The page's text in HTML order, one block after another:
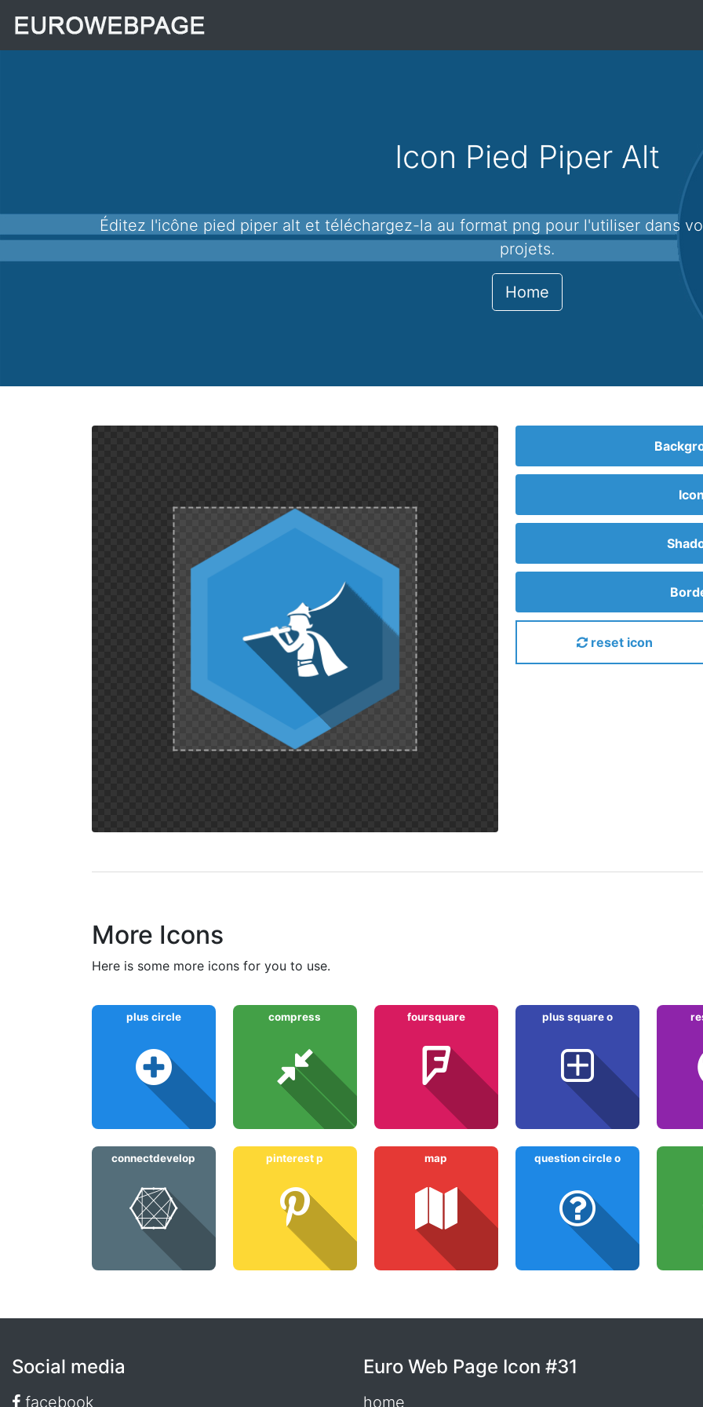
Icon Pied Piper Alt
Éditez l'icône pied piper alt et téléchargez-la au format png pour l'utiliser dans vos applications, sites Web et autres
projets.
Home
reset icon
More Icons
here is some more icons for you to use.
plus circle compress foursquare plus square o
connectdevelop pinterest p map question circle o
Social media
facebook
Euro Web Page Icon #31
home